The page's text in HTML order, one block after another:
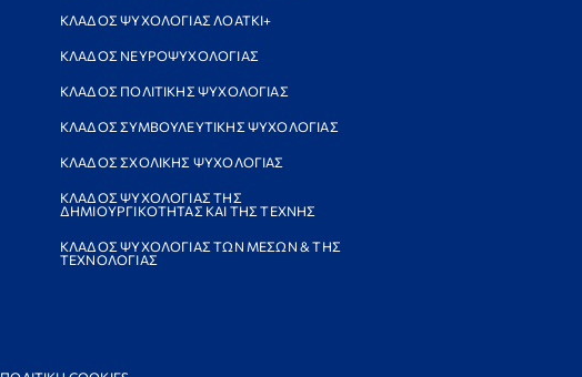
ΚΛΑΔΟΣ ΨΥΧΟΛΟΓΙΑΣ ΛΟΑΤΚΙ+
ΚΛΑΔΟΣ ΝΕΥΡΟΨΥΧΟΛΟΓΙΑΣ
ΚΛΑΔΟΣ ΠΟΛΙΤΙΚΗΣ ΨΥΧΟΛΟΓΙΑΣ
ΚΛΑΔΟΣ ΣΥΜΒΟΥΛΕΥΤΙΚΗΣ ΨΥΧΟΛΟΓΙΑΣ
ΚΛΑΔΟΣ ΣΧΟΛΙΚΗΣ ΨΥΧΟΛΟΓΙΑΣ
ΚΛΑΔΟΣ ΨΥΧΟΛΟΓΙΑΣ ΤΗΣ
ΔΗΜΙΟΥΡΓΙΚΟΤΗΤΑΣ ΚΑΙ ΤΗΣ ΤΕΧΝΗΣ
ΚΛΑΔΟΣ ΨΥΧΟΛΟΓΙΑΣ ΤΩΝ ΜΕΣΩΝ & ΤΗΣ
ΤΕΧΝΟΛΟΓΙΑΣ